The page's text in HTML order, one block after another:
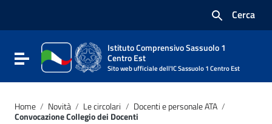
Vai al footer
Cerca
Attiva / disattiva la navigazione
Istituto Comprensivo Sassuolo 1
Centro Est
Sito web ufficiale dell'IC Sassuolo 1 Centro Est
Home / Novità / Le circolari / Docenti e personale ATA /
Convocazione Collegio dei Docenti